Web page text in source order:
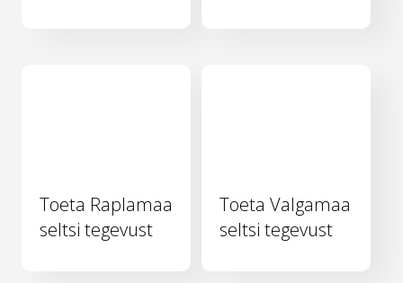
Toeta Raplamaa
seltsi tegevust
Toeta Valgamaa
seltsi tegevust